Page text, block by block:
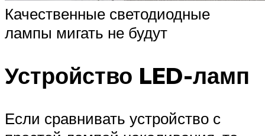
Качественные светодиодные
лампы мигать не будут
Устройство LED-ламп
Если сравнивать устройство с